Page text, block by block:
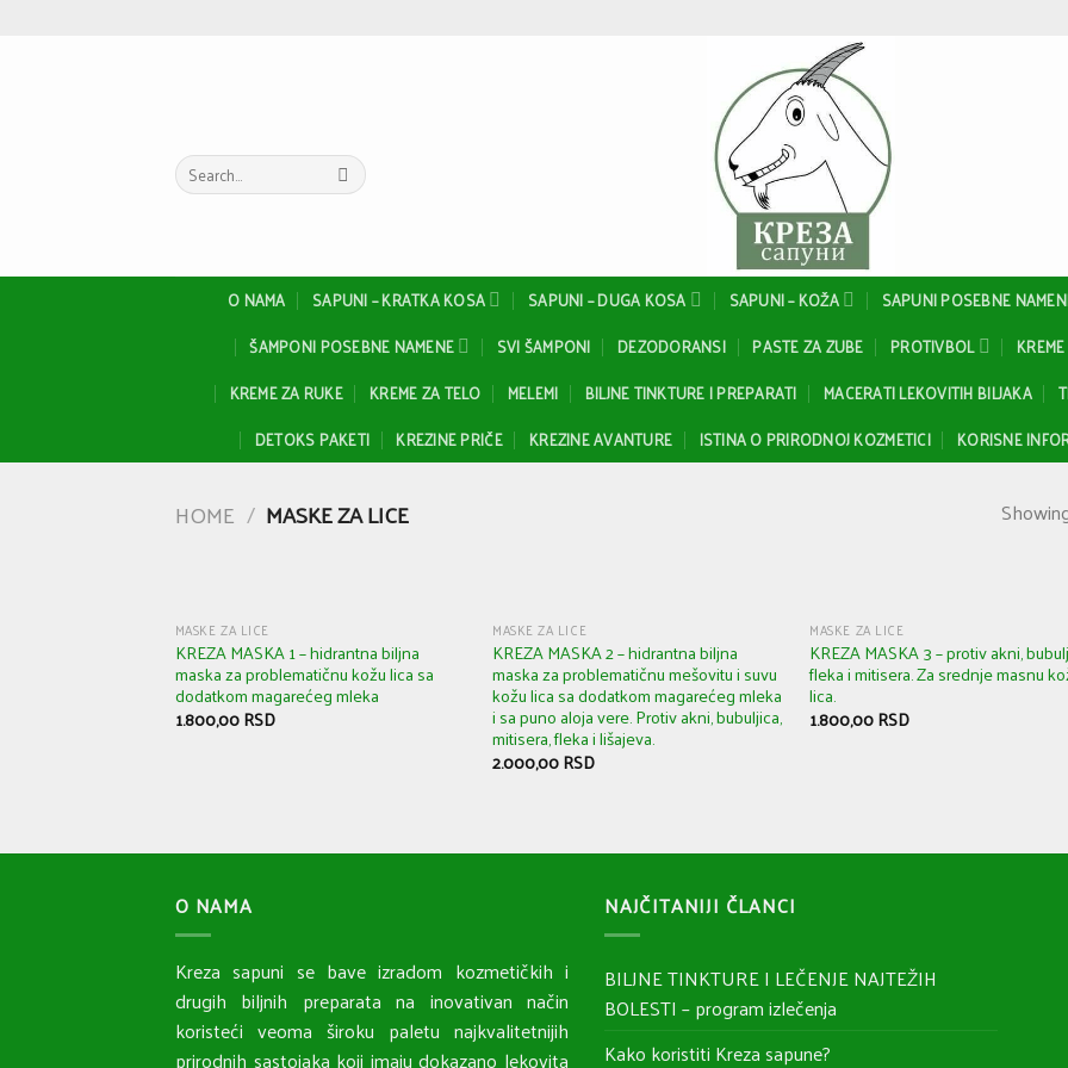
Search
for:
O NAMA SAPUNI – KRATKA KOSA SAPUNI – DUGA KOSA SAPUNI – KOŽA SAPUNI POSEBNE
ŠAMPONI POSEBNE NAMENE
SVI ŠAMPONI DEZODORANSI PASTE ZA ZUBE PROTIVBOL
KREME ZA RUKE
KREME ZA TELO MELEMI BILJNE TINKTURE I PREPARATI MACERATI LEKOVITIH BILJAKA
DETOKS PAKETI
KREZINE PRIČE KREZINE AVANTURE ISTINA O PRIRODNOJ KOZMETICI KORISNE
HOME / MASKE ZA LICE
MASKE ZA LICE
KREZA MASKA 1 – hidrantna biljna
maska za problematičnu kožu lica sa
dodatkom magarećeg mleka
1.800,00RSD
MASKE ZA LICE
KREZA MASKA 2 – hidrantna biljna
maska za problematičnu mešovitu i suvu
kožu lica sa dodatkom magarećeg mleka
i sa puno aloja vere. Protiv akni, bubuljica,
mitisera, fleka i lišajeva.
2.000,00RSD
MASKE ZA LICE
KREZA MASKA 3 – protiv akni,
fleka i mitisera. Za srednje masnu
lica.
1.800,00RSD
O NAMA
Kreza sapuni se bave izradom kozmetičkih i
drugih biljnih preparata na inovativan način
koristeći veoma široku paletu najkvalitetnijih
prirodnih sastojaka koji imaju dokazano lekovita
NAJČITANIJI ČLANCI
BILJNE TINKTURE I LEČENJE NAJTEŽIH
BOLESTI – program izlečenja
Kako koristiti Kreza sapune?